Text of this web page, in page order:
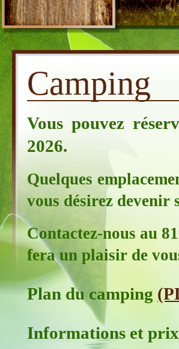
Camping
Vous pouvez
2026.
Quelques
vous désirez devenir
Contactez-nous au
fera un plaisir de
Plan du camping
Informations et prix